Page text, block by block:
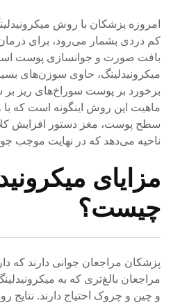
امروزه پزشکان با روش
کم دردی بشمار می‌رود، برای
بافت صورت و جوانسازی پوست
میکرونیدلینگ، حاوی سوزن‌های
برخورد بر پوست سوراخ‌های ریز
ماهیت این روش اینگونه است که
سطح پوست، مغز دستور افزایش
ناحیه می‌دهد که در نهایت موجب
مزایای
چیست؟
پزشکان مراجعان جوانی دارند که
مراجعان بالغ‌تری که به
و چین و چروک احتیاج دارند. نتایج